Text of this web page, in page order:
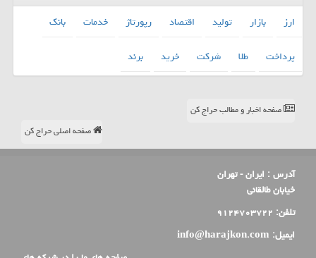
ارز بازار تولید اقتصاد رپورتاژ خدمات
بانك
پرداخت
طلا شركت خرید برند
صفحه اخبار و مطالب حراج کن
صفحه اصلی حراج کن
آدرس : ایران - تهران
خیابان طالقانی
تلفن: ۹۱۲۴۷۰۳۷۲۲
ایمیل: info@harajkon.com